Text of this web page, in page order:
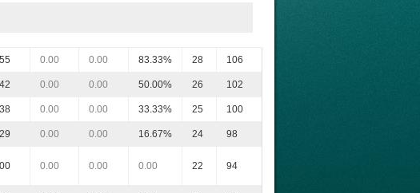
0.00 0.00 83.33% 28 106
0.00 0.00 50.00% 26 102
0.00 0.00 33.33% 25 100
0.00 0.00 16.67% 24 98
0.00 0.00 0.00 22 94